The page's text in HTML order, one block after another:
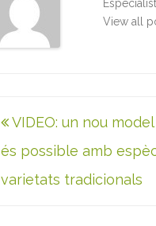
View all
Navegació
d'entrades
VIDEO: un nou
és possible amb
varietats tradicionals